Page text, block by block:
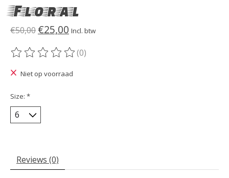
Floral
€50,00 €25,00 Incl. btw
De beoordeling van dit product is
(0)
Niet op voorraad
Size: *
Reviews (0)